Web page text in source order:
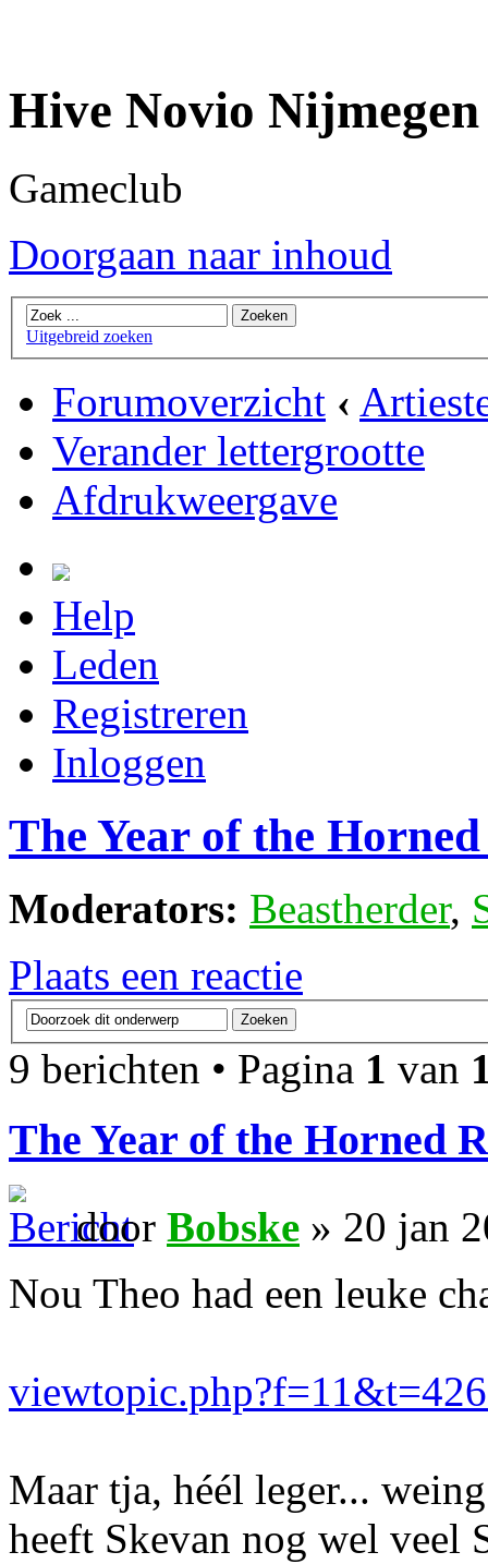
Hive Novio Nijmegen
Gameclub
Doorgaan naar inhoud
Uitgebreid zoeken
Forumoverzicht ‹
Verander lettergrootte
Afdrukweergave
Help
Leden
Registreren
Inloggen
The Year of the
Moderators: Beastherder,
Plaats een reactie
9 berichten • Pagina 1 van
The Year of the Horned
door Bobske » 20 jan
Nou Theo had een leuke
Maar tja, héél leger...
heeft Skevan nog wel veel